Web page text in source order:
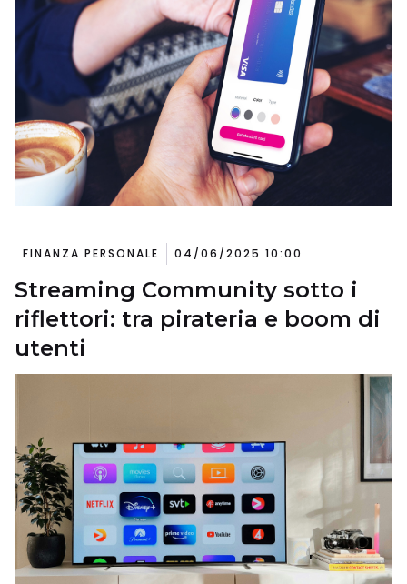
FINANZA PERSONALE 04/06/2025 10:00
Streaming Community sotto i
riflettori: tra pirateria e boom di
utenti